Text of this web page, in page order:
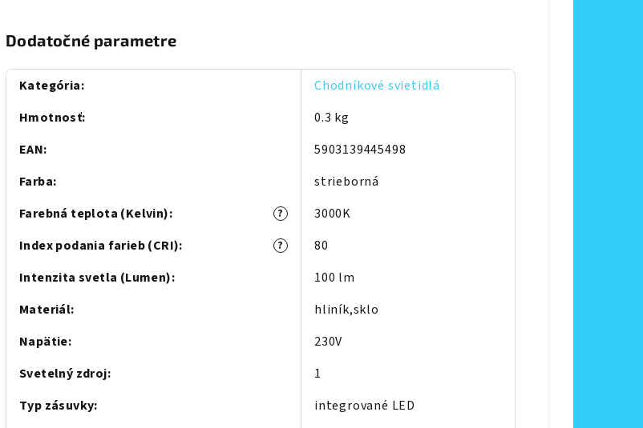
Dodatočné parametre
Kategória:
Chodníkové svietidlá
Hmotnosť:
0.3 kg
EAN:
5903139445498
Farba: strieborná
?
Farebná teplota (Kelvin): 3000K
?
Index podania farieb (CRI):
80
Intenzita svetla (Lumen):
100 lm
Materiál:
hliník,sklo
Napätie:
230V
Svetelný zdroj:
1
Typ zásuvky:
integrované LED